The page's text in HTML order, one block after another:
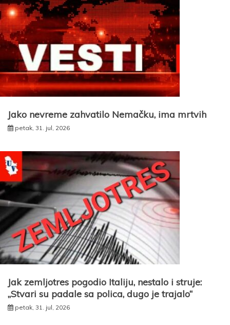
Jako nevreme zahvatilo Nemačku, ima mrtvih
petak, 31. jul, 2026
Jak zemljotres pogodio Italiju, nestalo i struje:
„Stvari su padale sa polica, dugo je trajalo“
petak, 31. jul, 2026